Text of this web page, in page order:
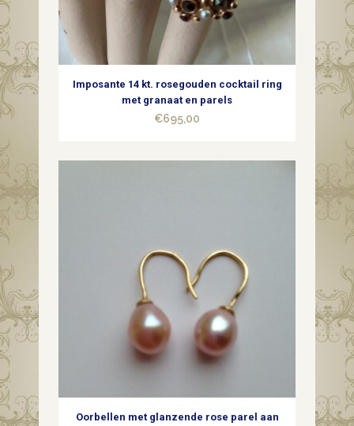
Imposante 14 kt. rosegouden cocktail ring
met granaat en parels
€695,00
Oorbellen met glanzende rose parel aan